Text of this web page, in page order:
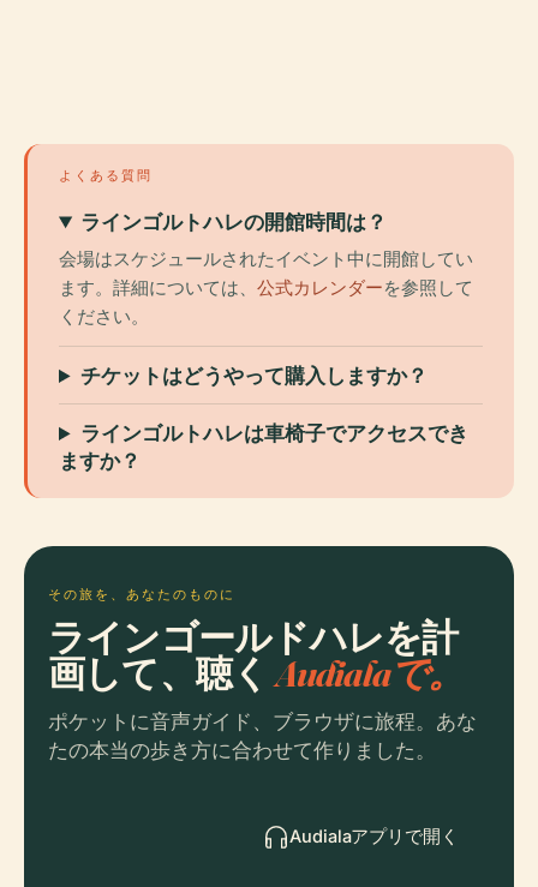
よくある質問
ラインゴルトハレの開館時間は？
会場はスケジュールされたイベント中に開館してい
ます。詳細については、 公式カレンダーを参照して
ください。
チケットはどうやって購入しますか？
ラインゴルトハレは車椅子でアクセスでき
ますか？
その旅を、あなたのものに
ラインゴールドハレを計
画して、聴くAudialaで。
ポケットに音声ガイド、ブラウザに旅程。あな
たの本当の歩き方に合わせて作りました。
Audialaアプリで開く